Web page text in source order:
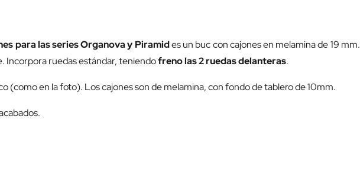
para las series Organova y Piramides un buc con cajones en melamina de 19
Incorpora ruedas estándar, teniendofreno las 2 ruedas delanteras.
(como en la foto). Los cajones son de melamina, con fondo de tablero de 10mm.